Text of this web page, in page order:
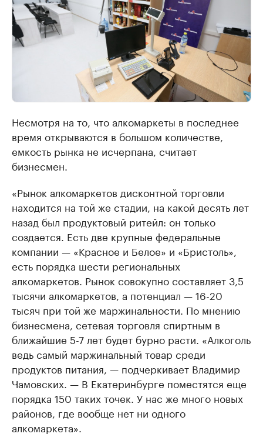
Несмотря на то, что алкомаркеты в последнее
время открываются в большом количестве,
емкость рынка не исчерпана, считает
бизнесмен.
«Рынок алкомаркетов дисконтной торговли
находится на той же стадии, на какой десять лет
назад был продуктовый ритейл: он только
создается. Есть две крупные федеральные
компании — «Красное и Белое» и «Бристоль»,
есть порядка шести региональных
алкомаркетов. Рынок совокупно составляет 3,5
тысячи алкомаркетов, а потенциал — 16-20
тысяч при той же маржинальности. По мнению
бизнесмена, сетевая торговля спиртным в
ближайшие 5-7 лет будет бурно расти. «Алкоголь
ведь самый маржинальный товар среди
продуктов питания, — подчеркивает Владимир
Чамовских. — В Екатеринбурге поместятся еще
порядка 150 таких точек. У нас же много новых
районов, где вообще нет ни одного
алкомаркета».